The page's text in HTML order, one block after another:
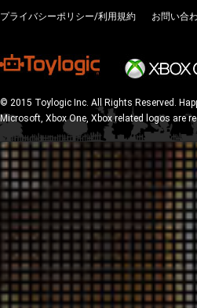
プライバシーポリシー/利用規約 お問い合
© 2015 Toylogic Inc. All Rights Reserved.
Microsoft, Xbox One, Xbox related logos are